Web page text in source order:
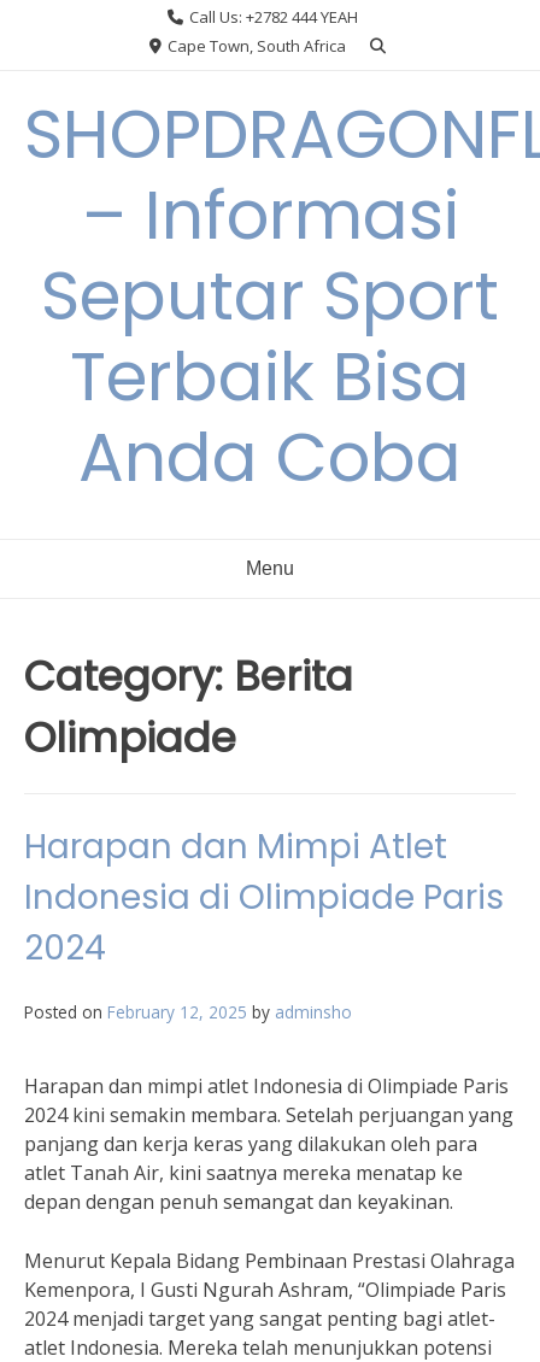
Call Us: +2782 444 YEAH
Cape Town, South Africa
– Informasi
Seputar Sport
Terbaik Bisa
Anda Coba
Menu
Category: Berita
Olimpiade
Harapan dan Mimpi Atlet
Indonesia di Olimpiade Paris
2024
Posted on February 12, 2025 by adminsho
Harapan dan mimpi atlet Indonesia di Olimpiade Paris
2024 kini semakin membara. Setelah perjuangan yang
panjang dan kerja keras yang dilakukan oleh para
atlet Tanah Air, kini saatnya mereka menatap ke
depan dengan penuh semangat dan keyakinan.
Menurut Kepala Bidang Pembinaan Prestasi Olahraga
Kemenpora, I Gusti Ngurah Ashram, “Olimpiade Paris
2024 menjadi target yang sangat penting bagi atlet-
atlet Indonesia. Mereka telah menunjukkan potensi